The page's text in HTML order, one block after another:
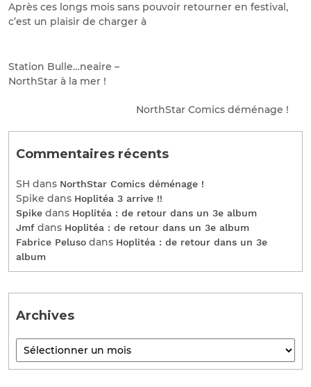
Après ces longs mois sans pouvoir retourner en festival,
c’est un plaisir de charger à
Station Bulle…neaire –
NorthStar à la mer !
NorthStar Comics déménage !
Commentaires récents
SH dans NorthStar Comics déménage !
Spike dans Hoplitéa 3 arrive !!
Spike dans Hoplitéa : de retour dans un 3e album
Jmf dans Hoplitéa : de retour dans un 3e album
Fabrice Peluso dans Hoplitéa : de retour dans un 3e
album
Archives